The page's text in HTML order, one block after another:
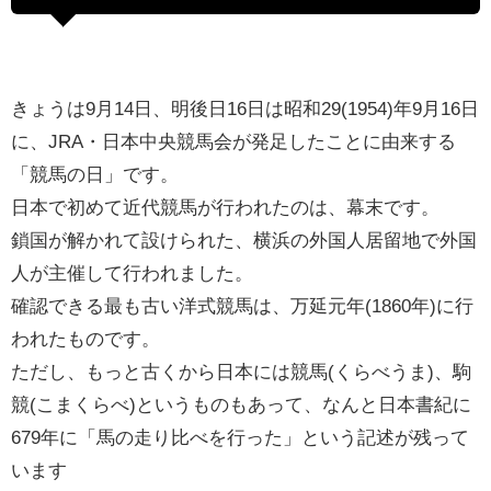
きょう は9月14日、明後日16日は昭和29(1954)年9月16日
に、JRA・日本中央競馬会が発足したことに由来する
「 競馬の日」です。
日本で初めて近代競馬が行われたのは、 幕末です。
鎖国が解かれて設けられた、横浜の外国人居留地で外国
人が主催して行われました。
確認できる最も古い洋式競馬は、万延元年(1860年)に行
われたものです。
ただし、もっと古くから日本には競馬(くらべうま)、駒
競(こまくらべ)というものもあって、なんと日本書紀に
679年に「馬の走り比べを行った」という記述が残って
います